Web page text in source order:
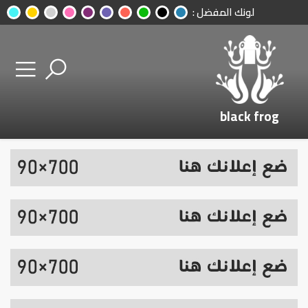
لونك المفضل :
black frog